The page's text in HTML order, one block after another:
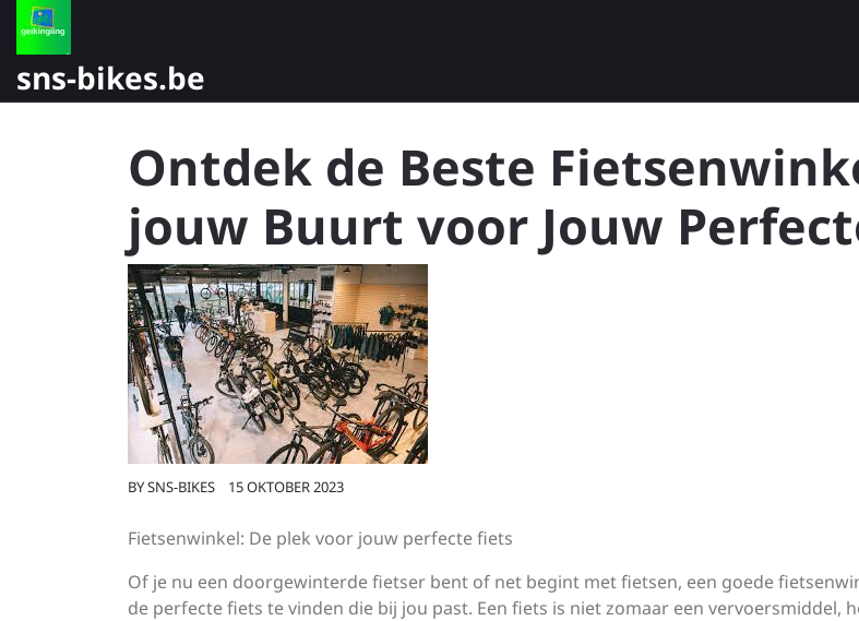
Skip
sns-bikes.be
Ontdek de Beste
jouw Buurt voor Jouw
BYSNS-BIKES 15 OKTOBER 2023
Fietsenwinkel: De plek voor jouw perfecte fiets
Of je nu een doorgewinterde fietser bent of net begint met fietsen, een goede
de perfecte fiets te vinden die bij jou past. Een fiets is niet zomaar een vervoersmiddel,